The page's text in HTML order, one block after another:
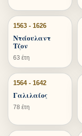
1563 - 1626
Ντάουλαντ
Τζον
63 έτη
1564 - 1642
Γαλιλαίος
78 έτη